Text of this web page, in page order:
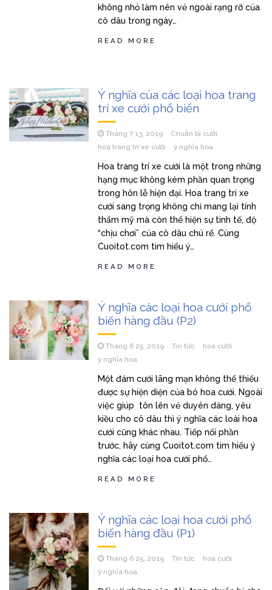
không nhỏ làm nên vẻ ngoài rạng rỡ của
cô dâu trong ngày…
READ MORE
Ý nghĩa của các loại hoa trang
trí xe cưới phổ biến
Tháng 7 13, 2019
Chuẩn bị cưới
hoa trang trí xe cưới
ý nghĩa hoa
Hoa trang trí xe cưới là một trong những
hạng mục không kém phần quan trọng
trong hôn lễ hiện đại. Hoa trang trí xe
cưới sang trọng không chỉ mang lại tính
thẩm mỹ mà còn thể hiện sự tinh tế, độ
“chịu chơi” của cô dâu chú rể. Cùng
Cuoitot.com tìm hiểu ý…
READ MORE
Ý nghĩa các loại hoa cưới phổ
biến hàng đầu (P2)
Tháng 6 25, 2019 Tin tức
hoa cưới
ý nghĩa hoa
Một đám cưới lãng mạn không thể thiếu
được sự hiện diện của bó hoa cưới. Ngoài
việc giúp tôn lên vẻ duyên dáng, yêu
kiều cho cô dâu thì ý nghĩa các loài hoa
cưới cũng khác nhau. Tiếp nối phần
trước, hãy cùng Cuoitot.com tìm hiểu ý
nghĩa các loại hoa cưới phổ…
READ MORE
Ý nghĩa các loại hoa cưới phổ
biến hàng đầu (P1)
Tháng 6 25, 2019 Tin tức
hoa cưới
ý nghĩa hoa